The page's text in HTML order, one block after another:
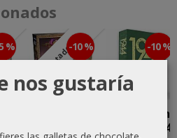
% Agotado-10 % -10 %
D-Day to the
Rhine 1944
nos gustaría